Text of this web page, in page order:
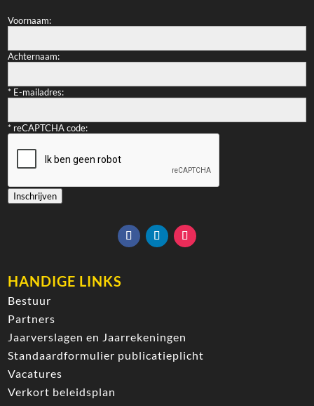
Voornaam:
Achternaam:
* E-mailadres:
* reCAPTCHA code:
Inschrijven
HANDIGE LINKS
Bestuur
Partners
Jaarverslagen en Jaarrekeningen
Standaardformulier publicatieplicht
Vacatures
Verkort beleidsplan